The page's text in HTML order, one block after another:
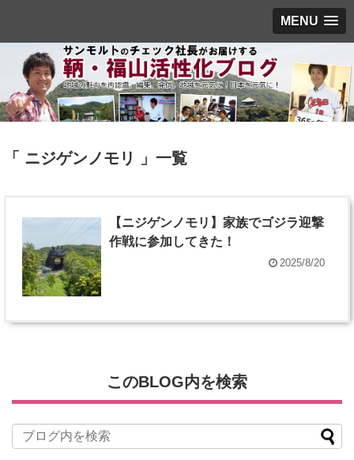
MENU
「 ニジゲンノモリ 」一覧
【ニジゲンノモリ】家族でゴジラ迎撃
作戦に参加してきた！
2025/8/20
このBLOG内を検索